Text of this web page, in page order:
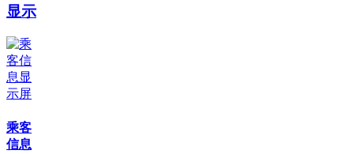
显示
乘客
信息